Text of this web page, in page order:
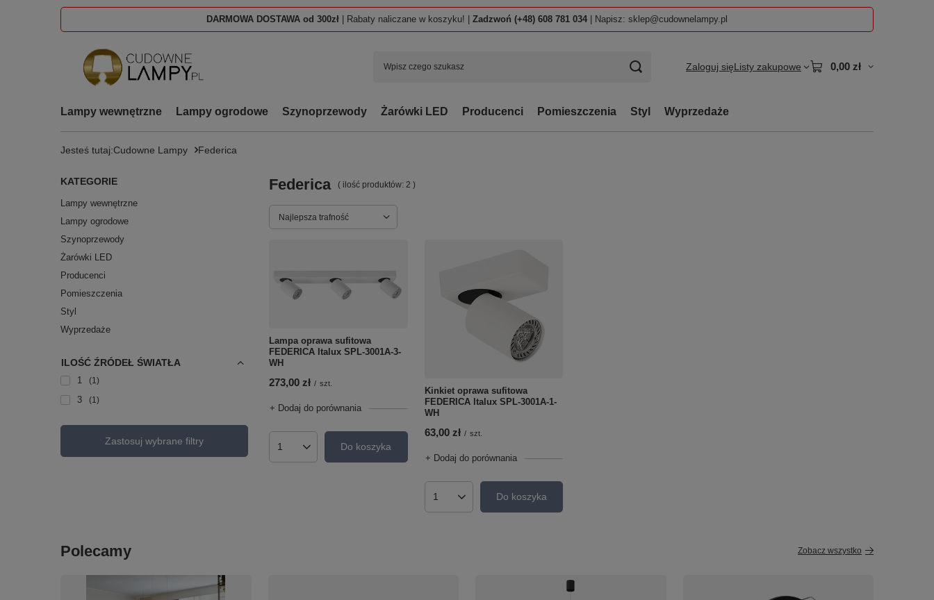
DARMOWA DOSTAWA od 300zł | Rabaty naliczane w koszyku! | Zadzwoń (+48) 608 781 034 | Napisz: sklep@cudownelampy.pl
Zaloguj sięListy zakupowe 0,00 zł
Lampy wewnętrzne Lampy ogrodowe Szynoprzewody Żarówki LED Producenci Pomieszczenia Styl Wyprzedaże
Jesteś tutaj:Cudowne Lampy Federica
KATEGORIE
Lampy wewnętrzne
Lampy ogrodowe
Szynoprzewody
Żarówki LED
Producenci
Pomieszczenia
Styl
Wyprzedaże
ILOŚĆ ŹRÓDEŁ ŚWIATŁA
1 1
3 1
Zastosuj wybrane filtry
Federica ( ilość produktów: 2 )
Zmień sortowanie
Najlepsza trafność
Lampa oprawa sufitowa
FEDERICA Italux SPL-3001A-3-
WH
273,00 zł / szt.
+ Dodaj do porównania
Ilość produktówDo koszyka
Kinkiet oprawa sufitowa
FEDERICA Italux SPL-3001A-1-
WH
63,00 zł / szt.
+ Dodaj do porównania
Ilość produktówDo koszyka
Polecamy Zobacz wszystko